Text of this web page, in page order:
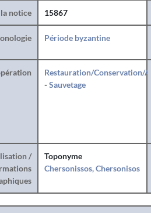
notice 15867
Période byzantine
Restauration/Conservation/
-Sauvetage
/
Toponyme
Chersonissos, Chersonisos